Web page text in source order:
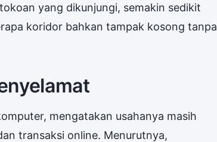
yang dikunjungi, semakin sedikit
koridor bahkan tampak kosong tanpa
mengatakan usahanya masih
transaksi online. Menurutnya,